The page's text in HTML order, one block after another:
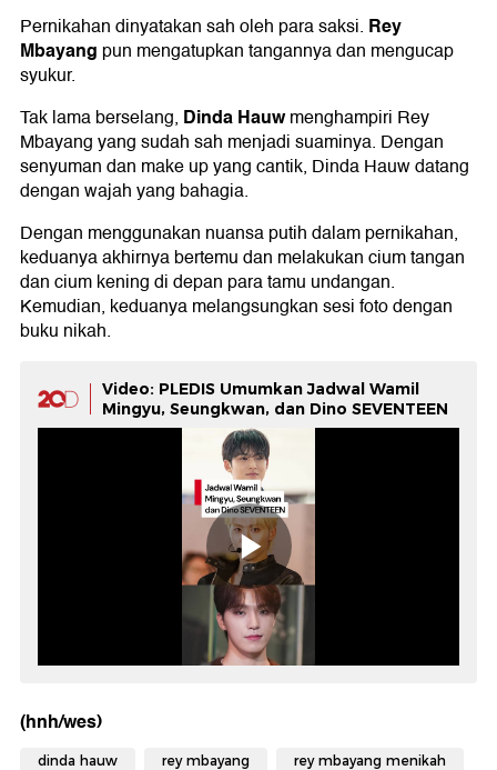
Pernikahan dinyatakan sah oleh para saksi. Rey
Mbayang pun mengatupkan tangannya dan mengucap
syukur.
Tak lama berselang, Dinda Hauwmenghampiri Rey
Mbayang yang sudah sah menjadi suaminya. Dengan
senyuman dan make up yang cantik, Dinda Hauw datang
dengan wajah yang bahagia.
Dengan menggunakan nuansa putih dalam pernikahan,
keduanya akhirnya bertemu dan melakukan cium tangan
dan cium kening di depan para tamu undangan.
Kemudian, keduanya melangsungkan sesi foto dengan
buku nikah.
Video: PLEDIS Umumkan Jadwal Wamil
Mingyu, Seungkwan, dan Dino SEVENTEEN
(hnh/wes)
dinda hauw rey mbayang rey mbayang menikah